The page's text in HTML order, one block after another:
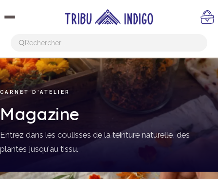
CARNET D'ATELIER
Magazine
Entrez dans les coulisses de la teinture naturelle, des
plantes jusqu'au tissu.